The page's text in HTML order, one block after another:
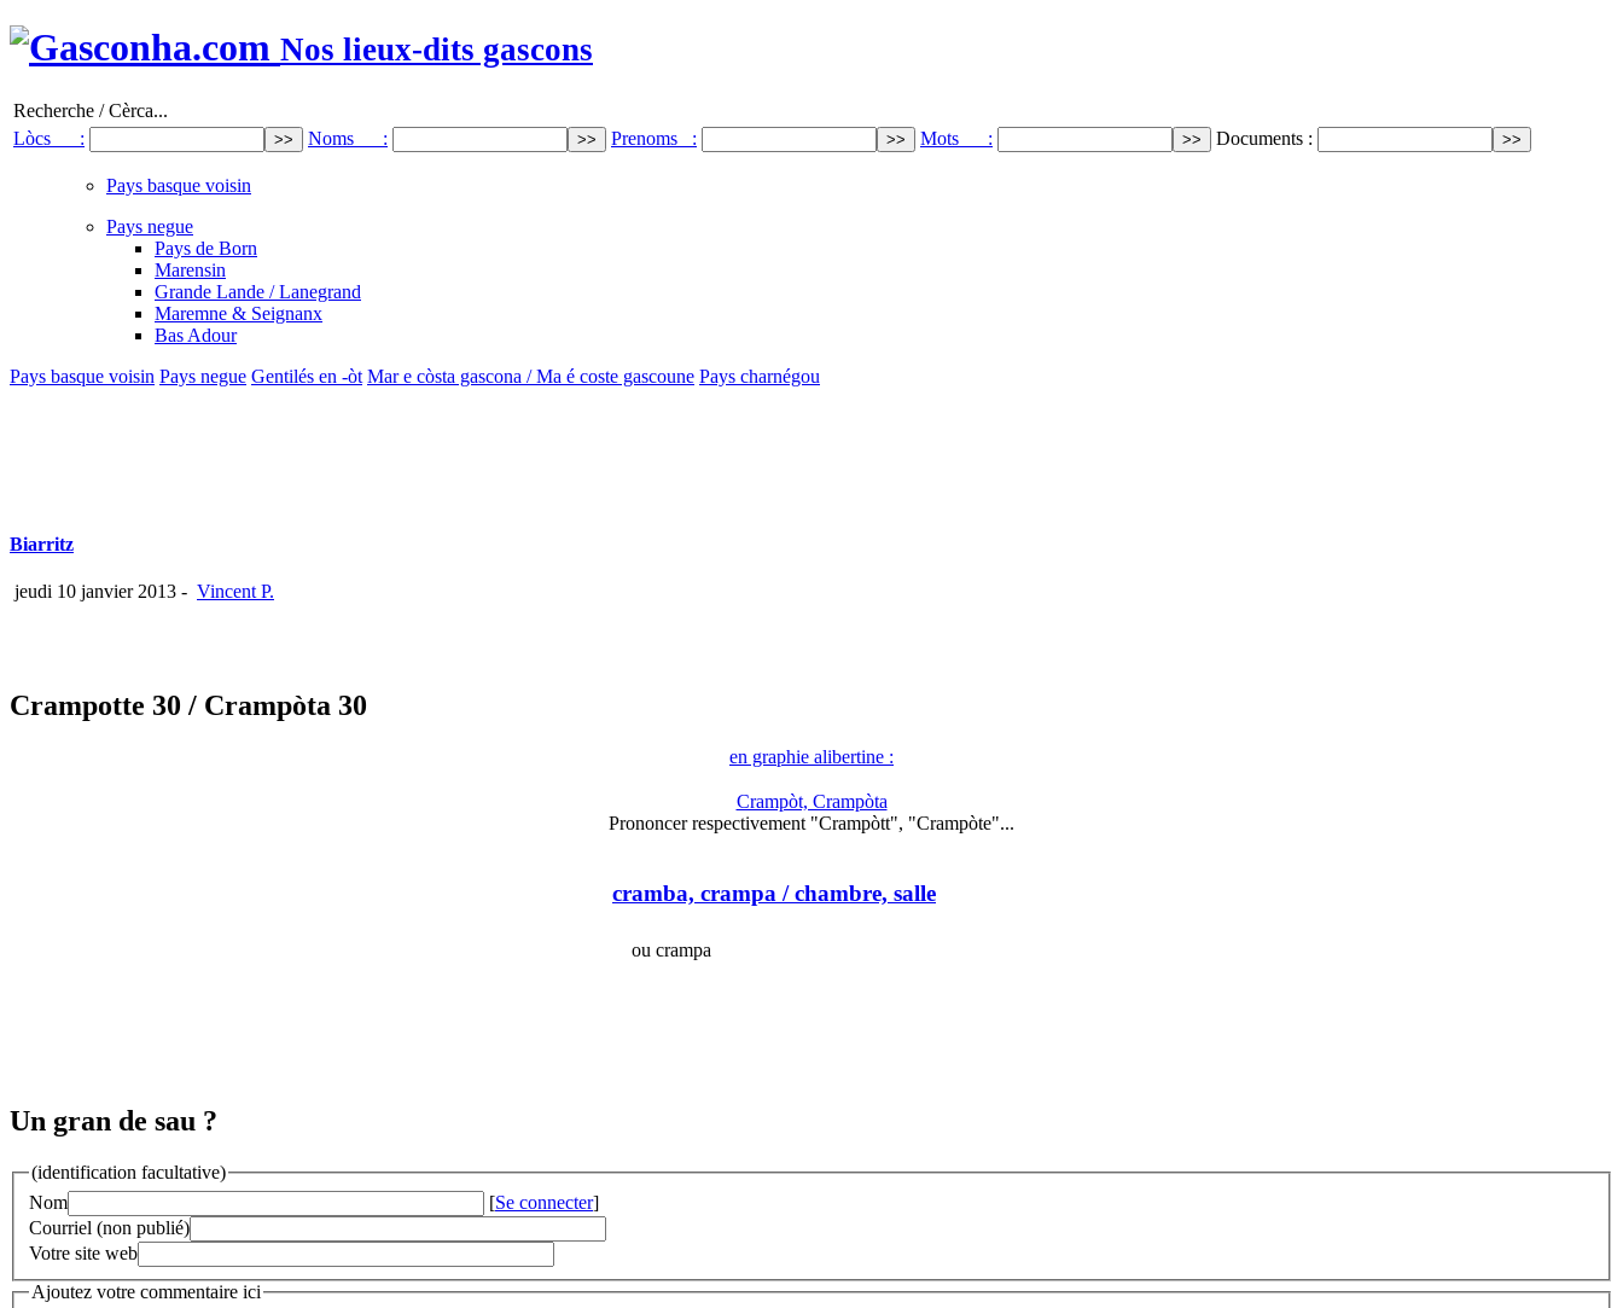
Nos lieux-dits gascons
Recherche / Cèrca...
Lòcs :
Noms : Prenoms : Mots : Documents :
Pays basque voisin
Pays negue
Pays de Born
Marensin
Grande Lande / Lanegrand
Maremne & Seignanx
Bas Adour
Pays basque voisin Pays negue Gentilés en -òt Mar e còsta gascona / Ma é coste gascoune Pays charnégou
Biarritz
jeudi 10 janvier 2013 - Vincent P.
Crampotte 30 / Crampòta 30
en graphie alibertine :
Crampòt, Crampòta
Prononcer respectivement "Crampòtt", "Crampòte"...
cramba, crampa / chambre, salle
ou crampa
Un gran de sau ?
(identification facultative)
Nom
[Se connecter]
Courriel (non publié)
Votre site web
Ajoutez votre commentaire ici